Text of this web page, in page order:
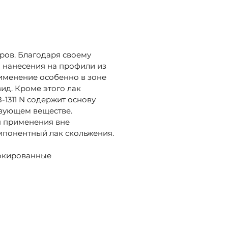
Благодаря своему
нанесения на профили из
особенно в зоне
Кроме этого лак
N содержит основу
веществе.
применения вне
лак скольжения.